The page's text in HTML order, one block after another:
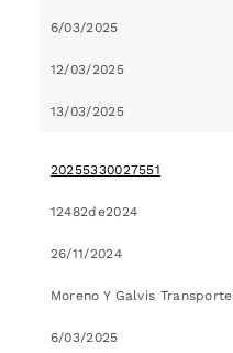
6/03/2025
12/03/2025
13/03/2025
20255330027551
12482de2024
26/11/2024
Moreno Y Galvis
6/03/2025